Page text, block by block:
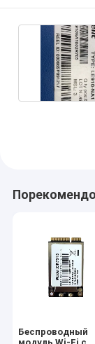
Беспроводный